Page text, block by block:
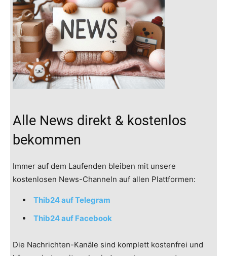
Alle News direkt & kostenlos
bekommen
Immer auf dem Laufenden bleiben mit unsere
kostenlosen News-Channeln auf allen Plattformen:
Thib24 auf Telegram
Thib24 auf Facebook
Die Nachrichten-Kanäle sind komplett kostenfrei und